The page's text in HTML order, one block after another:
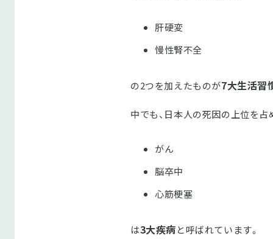
肝硬変
慢性腎不全
の2つを加えたものが7大生活習
中でも、日本人の死因の上位を占
がん
脳卒中
心筋梗塞
は3大疾病と呼ばれています。